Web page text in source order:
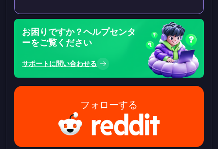
お困りですか？ヘルプセンタ
ーをご覧ください
サポートに問い合わせる
フォローする